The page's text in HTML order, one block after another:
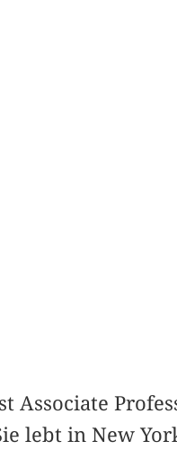
Associate
lebt in New